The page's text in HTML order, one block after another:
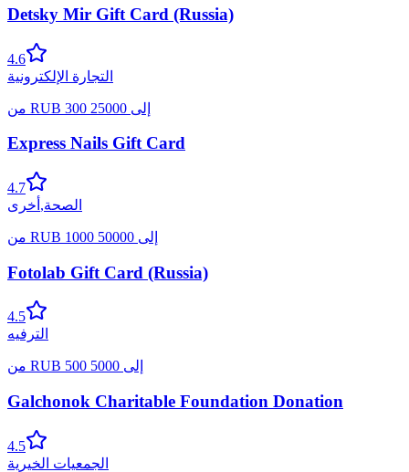
Detsky Mir Gift Card (Russia)
4.6
التجارة الإلكترونية
من RUB 300 إلى 25000
Express Nails Gift Card
4.7
الصحة, أخرى
من RUB 1000 إلى 50000
Fotolab Gift Card (Russia)
4.5
الترفيه
من RUB 500 إلى 5000
Galchonok Charitable Foundation Donation
4.5
الجمعيات الخيرية